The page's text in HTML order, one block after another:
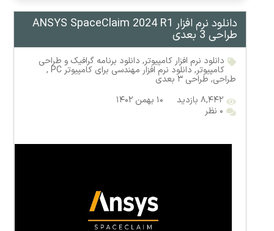
دانلود نرم افزار ANSYS SpaceClaim 2024 R1
طراحی 3 بعدی
دانلود نرم افزار کامپیوتر, دانلود برنامه گرافیک و طراحی
کامپیوتر,دانلود نرم افزار مهندسی برای کامپیوتر PC ,
طراحی,طراحی ۳ بعدی
۸,۴۴۲ بازدید
۱۰ بهمن ۱۴۰۲
۰ نظر